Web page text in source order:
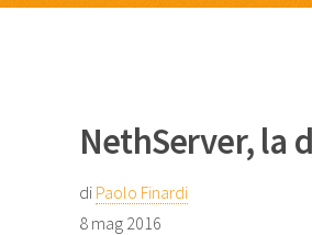
NethServer, la
di Paolo Finardi
8 mag 2016